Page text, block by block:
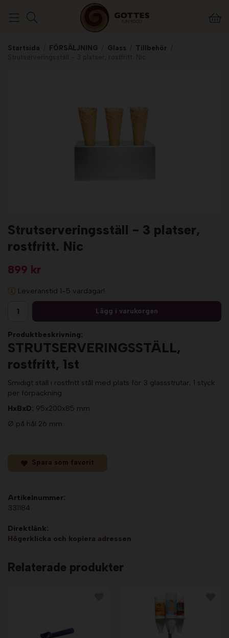
Startsida FÖRSÄLJNING Glass Tillbehör
Strutserveringsställ - 3 platser,
rostfritt. Nic
899 kr
Leveranstid 1-5 vardagar!
Lägg i varukorgen
Produktbeskrivning:
STRUTSERVERINGSSTÄLL,
rostfritt, 1st
Smidigt ställ i rostfritt stål med plats för 3 glassstrutar, 1 styck
per förpackning.
HxBxD: 95x200x85 mm
Ø på hål 26 mm.
Spara som favorit
Artikelnummer:
331184
Direktlänk:
Högerklicka och kopiera adressen
Relaterade produkter